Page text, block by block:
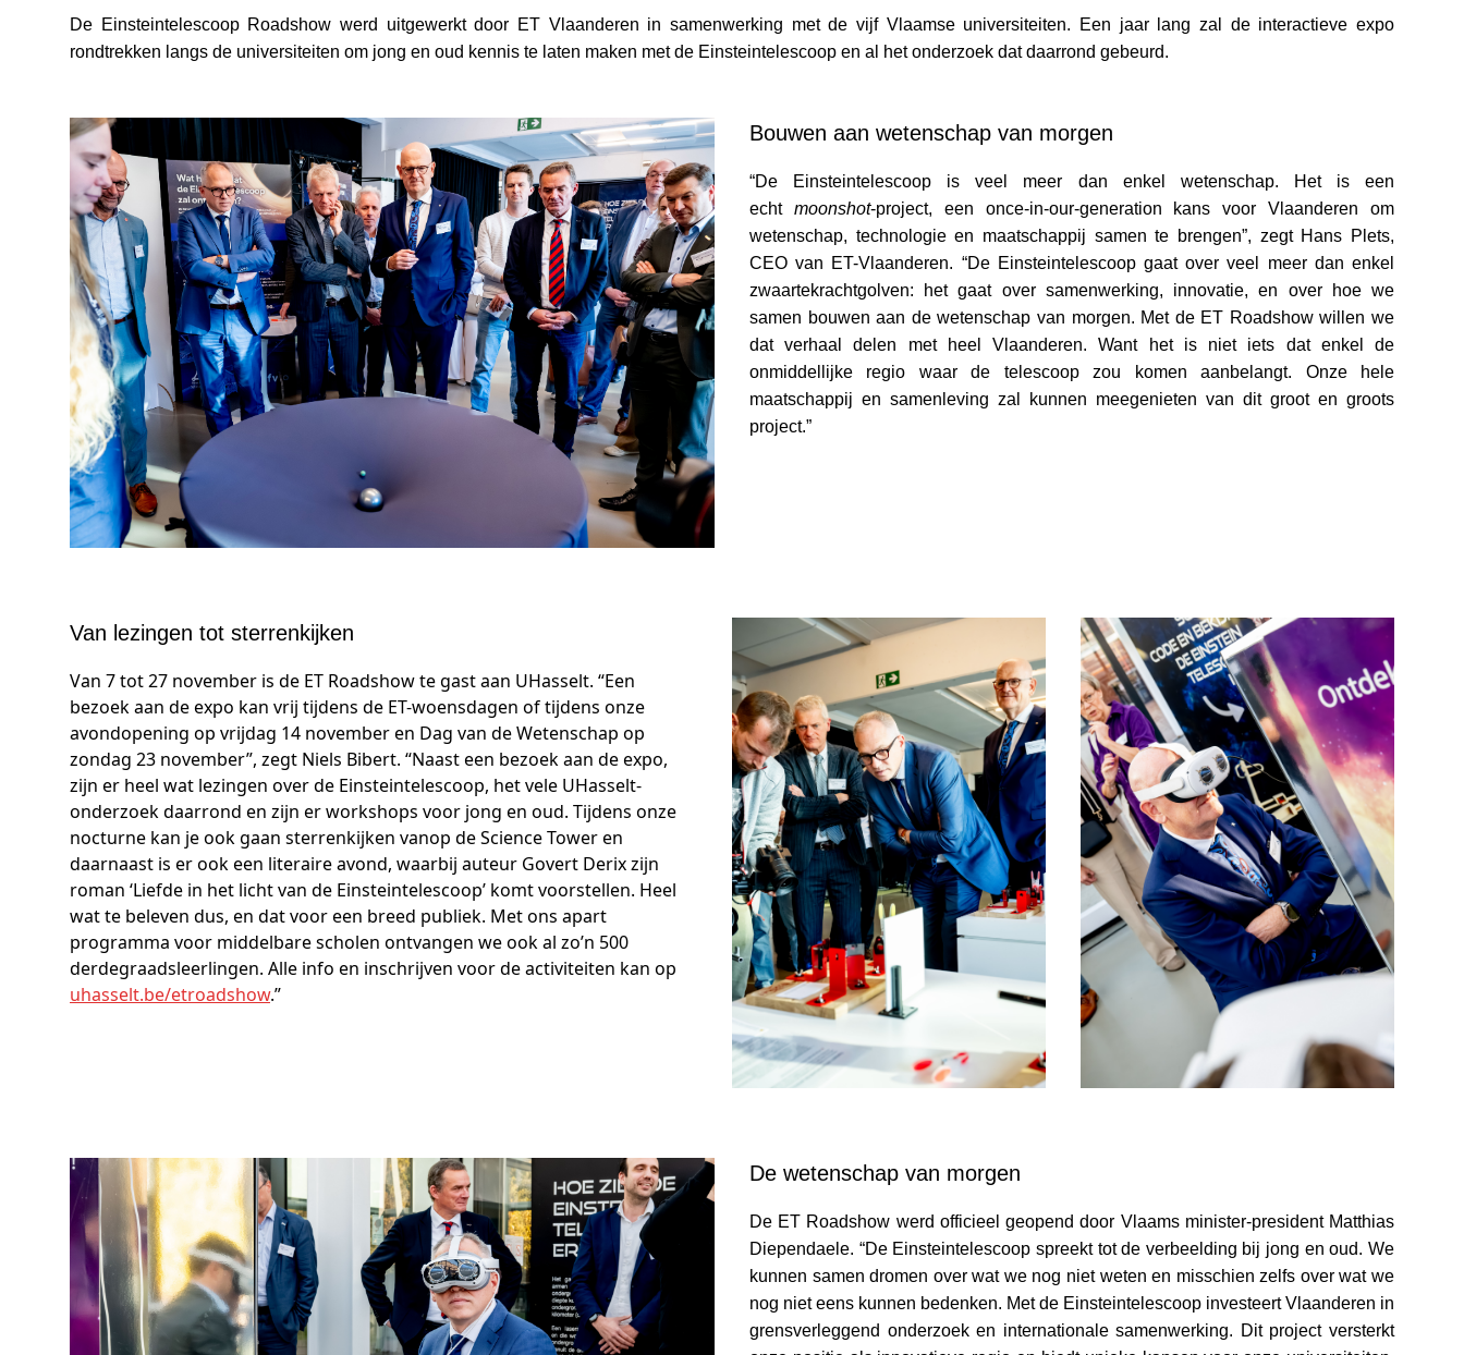
De Einsteintelescoop Roadshow werd uitgewerkt door ET Vlaanderen in samenwerking met de vijf Vlaamse universiteiten. Een jaar lang zal de interactieve expo
rondtrekken langs de universiteiten om jong en oud kennis te laten maken met de Einsteintelescoop en al het onderzoek dat daarrond gebeurd.
Bouwen aan wetenschap van morgen
“De Einsteintelescoop is veel meer dan enkel wetenschap. Het is een
echt moonshot-project, een once-in-our-generation kans voor Vlaanderen om
wetenschap, technologie en maatschappij samen te brengen”, zegt Hans Plets,
CEO van ET-Vlaanderen. “De Einsteintelescoop gaat over veel meer dan enkel
zwaartekrachtgolven: het gaat over samenwerking, innovatie, en over hoe we
samen bouwen aan de wetenschap van morgen. Met de ET Roadshow willen we
dat verhaal delen met heel Vlaanderen. Want het is niet iets dat enkel de
onmiddellijke regio waar de telescoop zou komen aanbelangt. Onze hele
maatschappij en samenleving zal kunnen meegenieten van dit groot en groots
project.”
Van lezingen tot sterrenkijken
Van 7 tot 27 november is de ET Roadshow te gast aan UHasselt. “Een
bezoek aan de expo kan vrij tijdens de ET-woensdagen of tijdens onze
avondopening op vrijdag 14 november en Dag van de Wetenschap op
zondag 23 november”, zegt Niels Bibert. “Naast een bezoek aan de expo,
zijn er heel wat lezingen over de Einsteintelescoop, het vele UHasselt-
onderzoek daarrond en zijn er workshops voor jong en oud. Tijdens onze
nocturne kan je ook gaan sterrenkijken vanop de Science Tower en
daarnaast is er ook een literaire avond, waarbij auteur Govert Derix zijn
roman ‘Liefde in het licht van de Einsteintelescoop’ komt voorstellen. Heel
wat te beleven dus, en dat voor een breed publiek. Met ons apart
programma voor middelbare scholen ontvangen we ook al zo’n 500
derdegraadsleerlingen. Alle info en inschrijven voor de activiteiten kan op
uhasselt.be/etroadshow.”
De wetenschap van morgen
De ET Roadshow werd officieel geopend door Vlaams minister-president Matthias
Diependaele. “De Einsteintelescoop spreekt tot de verbeelding bij jong en oud. We
kunnen samen dromen over wat we nog niet weten en misschien zelfs over wat we
nog niet eens kunnen bedenken. Met de Einsteintelescoop investeert Vlaanderen in
grensverleggend onderzoek en internationale samenwerking. Dit project versterkt